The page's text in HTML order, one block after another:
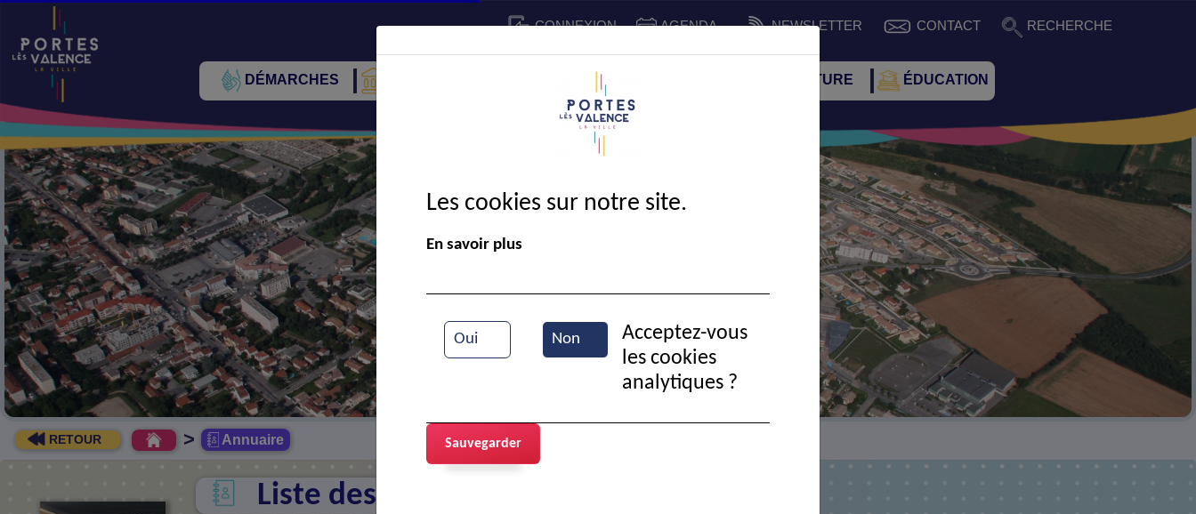
CONNEXION AGENDA NEWSLETTER CONTACT RECHERCHE
DÉMARCHES CADRE DE VIE SPORT ET CULTURE ÉDUCATION
Vue aérienne de la ville
RETOUR > Annuaire
Liste des contacts
Les cookies sur notre site.
En savoir plus
Oui Non
Acceptez-vous
les cookies
analytiques ?
Sauvegarder